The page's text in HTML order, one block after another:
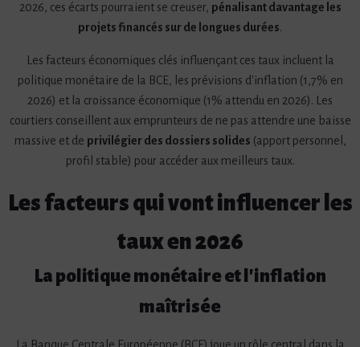
2026, ces écarts pourraient se creuser, pénalisant davantage les
projets financés sur de longues durées.
Les facteurs économiques clés influençant ces taux incluent la
politique monétaire de la BCE, les prévisions d'inflation (1,7% en
2026) et la croissance économique (1% attendu en 2026). Les
courtiers conseillent aux emprunteurs de ne pas attendre une baisse
massive et de privilégier des dossiers solides (apport personnel,
profil stable) pour accéder aux meilleurs taux.
Les facteurs qui vont influencer les
taux en 2026
La politique monétaire et l'inflation
maîtrisée